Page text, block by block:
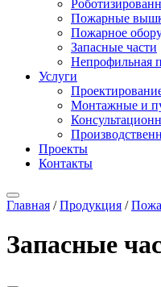
Пожарные
Пожарное
Запасные части
Непрофильная
Услуги
Монтажные и
Проекты
Контакты
Главная /Продукция /
Запасные